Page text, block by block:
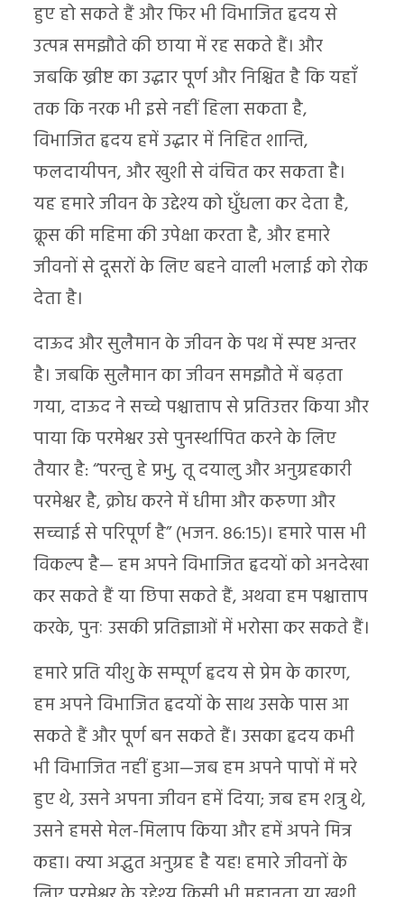
हुए हो सकते हैं और फिर भी विभाजित हृदय से
उत्पन्न समझौते की छाया में रह सकते हैं। और
जबकि ख्रीष्ट का उद्धार पूर्ण और निश्चित है कि यहाँ
तक कि नरक भी इसे नहीं हिला सकता है,
विभाजित हृदय हमें उद्धार में निहित शान्ति,
फलदायीपन, और खुशी से वंचित कर सकता है।
यह हमारे जीवन के उद्देश्य को धुँधला कर देता है,
क्रूस की महिमा की उपेक्षा करता है, और हमारे
जीवनों से दूसरों के लिए बहने वाली भलाई को रोक
देता है।
दाऊद और सुलैमान के जीवन के पथ में स्पष्ट अन्तर
है। जबकि सुलैमान का जीवन समझौते में बढ़ता
गया, दाऊद ने सच्चे पश्चात्ताप से प्रतिउत्तर किया और
पाया कि परमेश्वर उसे पुनर्स्थापित करने के लिए
तैयार है: “परन्तु हे प्रभु, तू दयालु और अनुग्रहकारी
परमेश्वर है, क्रोध करने में धीमा और करुणा और
सच्चाई से परिपूर्ण है” (भजन. 86:15)। हमारे पास भी
विकल्प है— हम अपने विभाजित हृदयों को अनदेखा
कर सकते हैं या छिपा सकते हैं, अथवा हम पश्चात्ताप
करके, पुनः उसकी प्रतिज्ञाओं में भरोसा कर सकते हैं।
हमारे प्रति यीशु के सम्पूर्ण हृदय से प्रेम के कारण,
हम अपने विभाजित हृदयों के साथ उसके पास आ
सकते हैं और पूर्ण बन सकते हैं। उसका हृदय कभी
भी विभाजित नहीं हुआ—जब हम अपने पापों में मरे
हुए थे, उसने अपना जीवन हमें दिया; जब हम शत्रु थे,
उसने हमसे मेल-मिलाप किया और हमें अपने मित्र
कहा। क्या अद्भुत अनुग्रह है यह! हमारे जीवनों के